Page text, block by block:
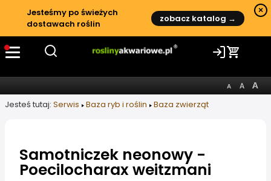
Jesteśmy po świeżych
dostawach roślin
zobacz katalog →
×
Jesteś tutaj: Serwis Baza ryb i roślin Baza zwierząt
Samotniczek neonowy -
Poecilocharax weitzmani